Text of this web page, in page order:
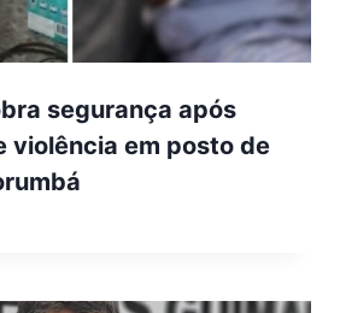
segurança após
violência em posto de